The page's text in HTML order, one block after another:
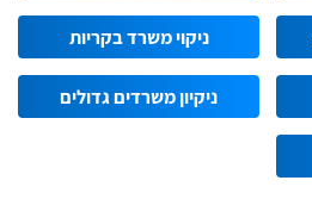
ניקוי משרד בקריות
ניקיון משרדים גדולים